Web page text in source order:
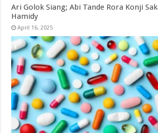
Ari Golok Siang; Abi Tande Rora Konji
Hamidy
April 16, 2025